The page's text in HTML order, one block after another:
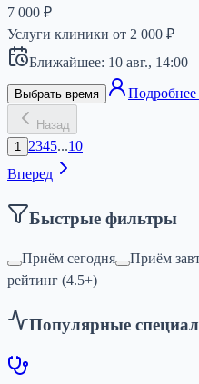
7 000 ₽
Услуги клиники от 2 000 ₽
Ближайшее: 10 авг., 14:00
Выбрать время Подробнее
Назад
1
2345...10
Вперед
Быстрые фильтры
Приём сегодня Приём
рейтинг (4.5+)
Популярные